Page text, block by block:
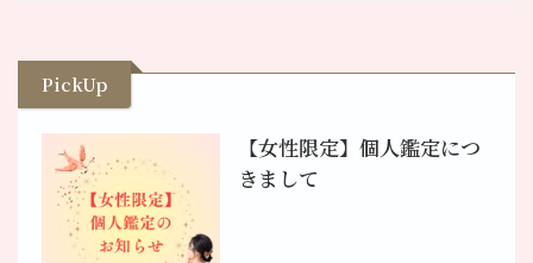
PickUp
【女性限定】個人鑑定につ
きまして